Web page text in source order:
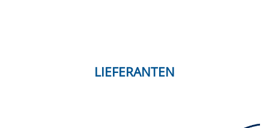
LIEFERANTEN